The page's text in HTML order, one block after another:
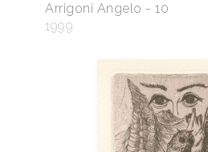
Arrigoni Angelo - 10
1999